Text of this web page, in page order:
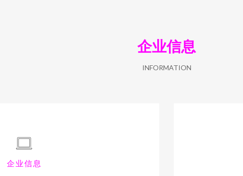
企业信息
INFORMATION
企业信息